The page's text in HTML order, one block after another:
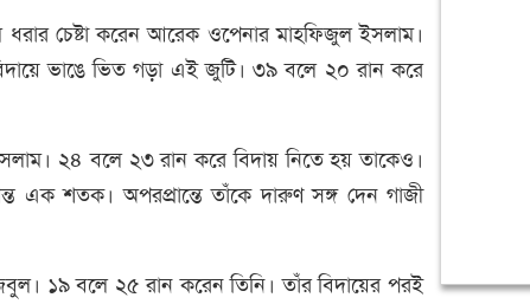
চেষ্টা করেন আরেক ওপেনার মাহফিজুল ইসলাম।
ভাঙে ভিত গড়া এই জুটি। ৩৯ বলে ২০ রান করে
২৪ বলে ২৩ রান করে বিদায় নিতে হয় তাকেও।
এক শতক। অপরপ্রান্তে তাঁকে দারুণ সঙ্গ দেন গাজী
১৯ বলে ২৫ রান করেন তিনি। তাঁর বিদায়ের পরই